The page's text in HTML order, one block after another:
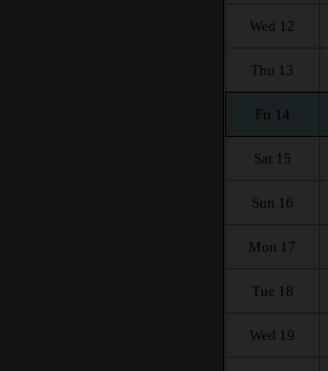
Wed 12
Thu 13
Fri 14
Sat 15
Sun 16
Mon 17
Tue 18
Wed 19